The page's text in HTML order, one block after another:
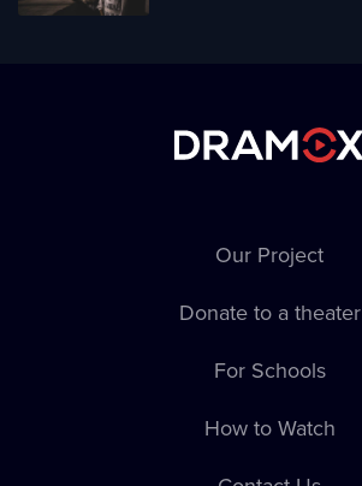
Our Project
Donate to a theater
For Schools
How to Watch